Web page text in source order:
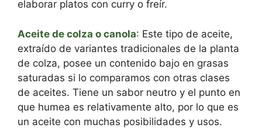
elaborar platos con curry o freír.
Aceite de colza o canola: Este tipo de aceite,
extraído de variantes tradicionales de la planta
de colza, posee un contenido bajo en grasas
saturadas si lo comparamos con otras clases
de aceites. Tiene un sabor neutro y el punto en
que humea es relativamente alto, por lo que es
un aceite con muchas posibilidades y usos.